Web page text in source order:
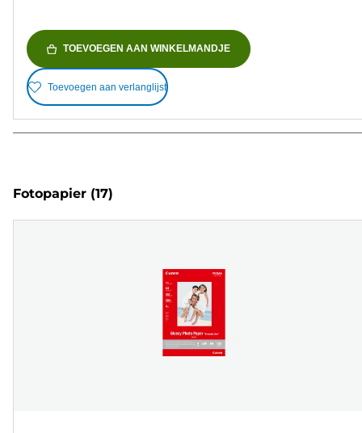
TOEVOEGEN AAN WINKELMANDJE
Toevoegen aan verlanglijst
Fotopapier (17)